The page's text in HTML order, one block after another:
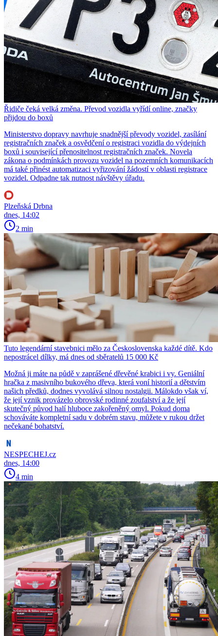
Řidiče čeká velká změna. Převod vozidla vyřídí online, značky
přijdou do boxů
Ministerstvo dopravy navrhuje snadnější převody vozidel, zasílání
registračních značek a osvědčení o registraci vozidla do výdejních
boxů i související přenositelnost registračních značek. Novela
zákona o podmínkách provozu vozidel na pozemních komunikacích
má také přinést automatizaci vyřizování žádostí v oblasti registrace
vozidel. Odpadne tak nutnost návštěvy úřadu.
Plzeňská Drbna
dnes, 14:02
2 min
Tuto legendární stavebnici mělo za Československa každé dítě. Kdo
nepostrácel dílky, má dnes od sběratelů 15 000 Kč
Možná ji máte na půdě v zaprášené dřevěné krabici i vy. Geniální
hračka z masivního bukového dřeva, která voní historií a dětstvím
našich předků, dodnes vyvolává silnou nostalgii. Málokdo však ví,
že její vznik provázelo obrovské rodinné zoufalství a že její
skutečný původ halí hluboce zakořeněný omyl. Pokud doma
schováváte kompletní sadu v dobrém stavu, můžete v rukou držet
nečekané bohatství.
NESPECHEJ.cz
dnes, 14:00
4 min